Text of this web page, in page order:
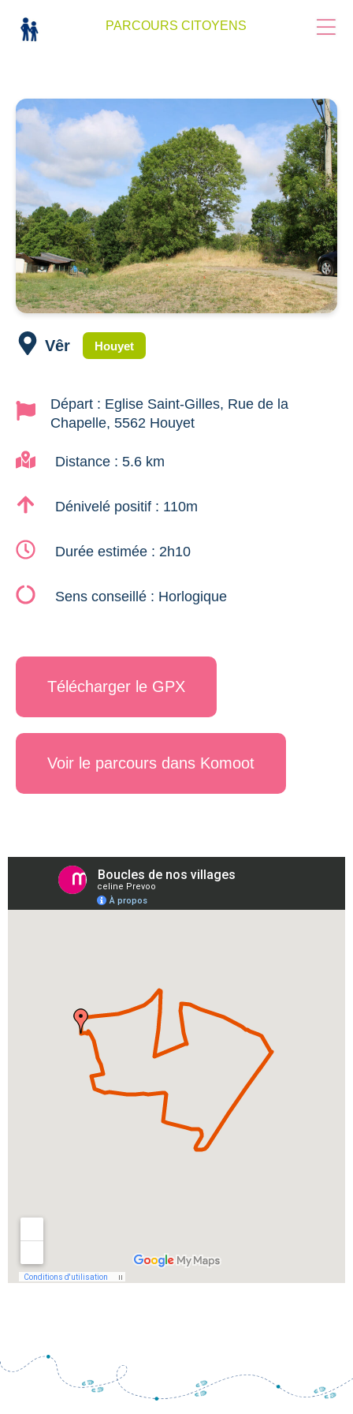
PARCOURS CITOYENS
Vêr Houyet
Départ : Eglise Saint-Gilles, Rue de la
Chapelle, 5562 Houyet
Distance : 5.6 km
Dénivelé positif : 110m
Durée estimée : 2h10
Sens conseillé : Horlogique
Télécharger le GPX
Voir le parcours dans Komoot